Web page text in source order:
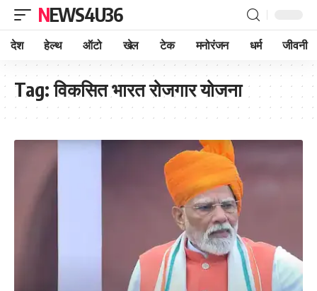
NEWS4U36
देश हेल्थ ऑटो खेल टेक मनोरंजन धर्म जीवनी
Tag:विकसित भारत रोजगार योजना